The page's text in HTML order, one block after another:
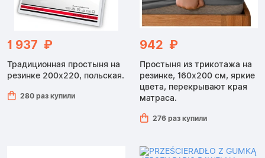
1 937 ₽
Традиционная простыня на
резинке 200x220, польская.
280 раз купили
942 ₽
Простыня из трикотажа на
резинке, 160x200 см, яркие
цвета, перекрывают края
матраса.
276 раз купили